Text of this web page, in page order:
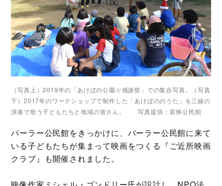
（写真上）2019年の「あけぼの公園☆感謝祭」での集合写真。（写真
下）2017年のワークショップで制作した「あけぼののうた」を三線の
演奏で歌う子どもたちと地域の皆さん。 写真提供：若狭公民館
パーラー公民館をきっかけに、パーラー公民館に来て
いる子どもたちが集まって映画をつくる『ご近所映画
クラブ』も開催されました。